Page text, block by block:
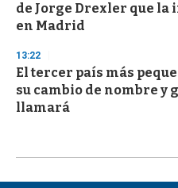
de Jorge Drexler que la
en Madrid
13:22
El tercer país más
su cambio de nombre y
llamará